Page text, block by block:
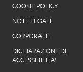
COOKIE POLICY
NOTE LEGALI
CORPORATE
DICHIARAZIONE DI
ACCESSIBILITA'